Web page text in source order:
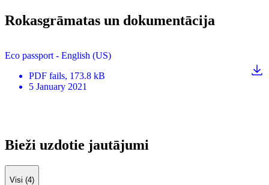
Rokasgrāmatas un dokumentācija
Eco passport - English (US)
PDF fails, 173.8 kB
5 January 2021
Bieži uzdotie jautājumi
Visi (4)